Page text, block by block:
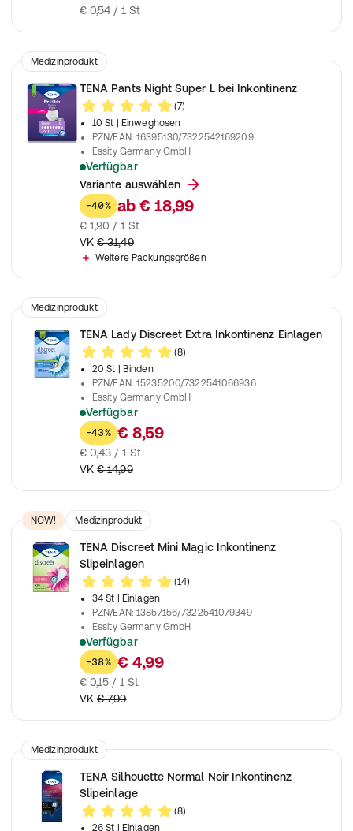
€ 0,54 / 1 St
Medizinprodukt
TENA Pants Night Super L bei Inkontinenz
(7)
10 St
| Einweghosen
PZN/EAN:16395130/7322542169209
Essity Germany GmbH
Verfügbar
Unisex Einweghosen für die Nacht zur Anwendung bei
Variante auswählen
-40% ab € 18,99
€ 1,90 / 1 St
VK € 31,49
Weitere Packungsgrößen
Medizinprodukt
TENA Lady Discreet Extra Inkontinenz Einlagen
(8)
20 St
| Binden
PZN/EAN:15235200/7322541066936
Essity Germany GmbH
Verfügbar
Einlagen für maximalen Schutz bei mittelstarker Inkontinenz
-43% € 8,59
€ 0,43 / 1 St
VK € 14,99
NOW! Medizinprodukt
TENA Discreet Mini Magic Inkontinenz
Slipeinlagen
(14)
34 St
| Einlagen
PZN/EAN:13857156/7322541079349
Essity Germany GmbH
Verfügbar
Einlagen zur Anwendung bei leichter Blasenschwäche
-38% € 4,99
€ 0,15 / 1 St
VK € 7,99
Medizinprodukt
TENA Silhouette Normal Noir Inkontinenz
Slipeinlage
(8)
26 St
| Einlagen